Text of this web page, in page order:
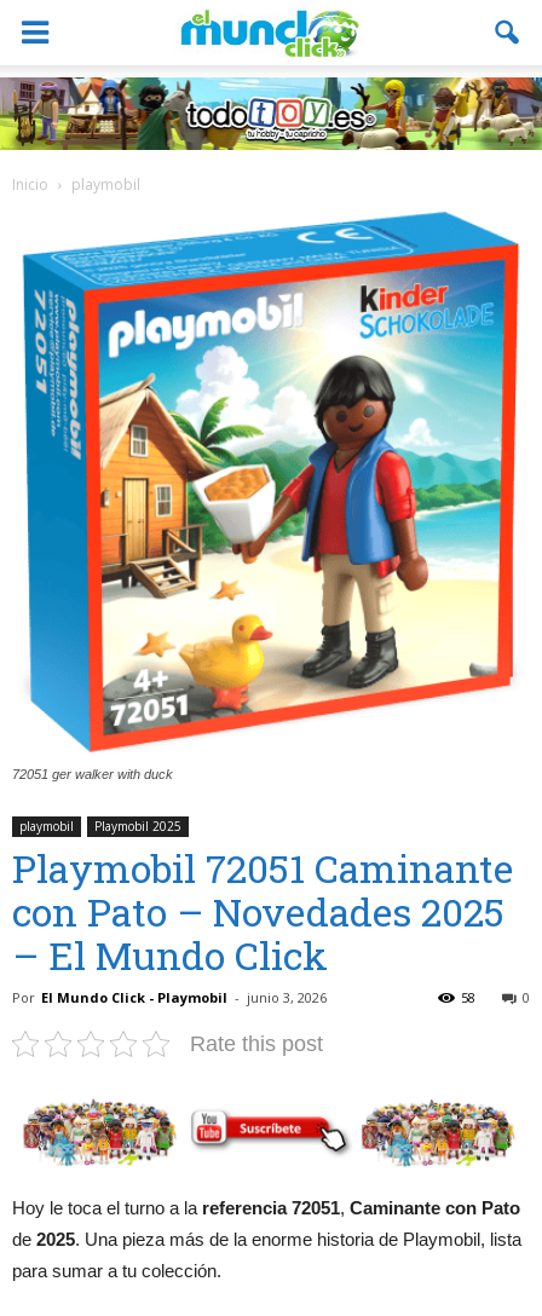
Inicio playmobil
72051 ger walker with duck
playmobil Playmobil 2025
Playmobil 72051 Caminante
con Pato – Novedades 2025
– El Mundo Click
Por El Mundo Click - Playmobil - junio 3, 2026 0
58
Rate this post
Hoy le toca el turno a la referencia 72051, Caminante con Pato
de 2025. Una pieza más de la enorme historia de Playmobil, lista
para sumar a tu colección.